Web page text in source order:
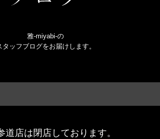
雅-miyabi-の
タッフブログをお届けします。
道店は閉店しております。